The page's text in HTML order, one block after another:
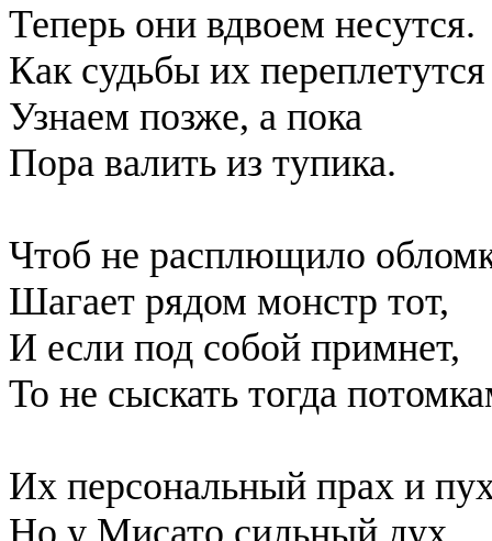
Теперь они вдвоем несутся.
Как судьбы их переплетутся
Узнаем позже, а пока
Пора валить из тупика.
Чтоб не расплющило
Шагает рядом монстр тот,
И если под собой примнет,
То не сыскать тогда
Их персональный прах и
Но у Мисато сильный дух.